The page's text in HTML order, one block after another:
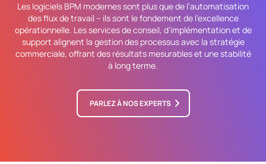
Les logiciels BPM modernes sont plus que de l’automatisation
des flux de travail – ils sont le fondement de l’excellence
opérationnelle. Les services de conseil, d’implémentation et de
support alignent la gestion des processus avec la stratégie
commerciale, offrant des résultats mesurables et une stabilité
à long terme.
PARLEZ À NOS EXPERTS